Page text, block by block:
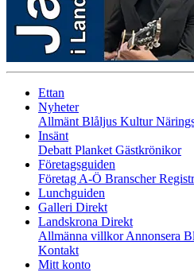
Ettan
Nyheter
Allmänt Blåljus Kultur
Insänt
Debatt Planket Gästkrönikor
Företagsguiden
Företag A-Ö Branscher
Lunchguiden
Galleri Direkt
Landskrona Direkt
Allmänna villkorAnnonsera
Kontakt
Mitt konto